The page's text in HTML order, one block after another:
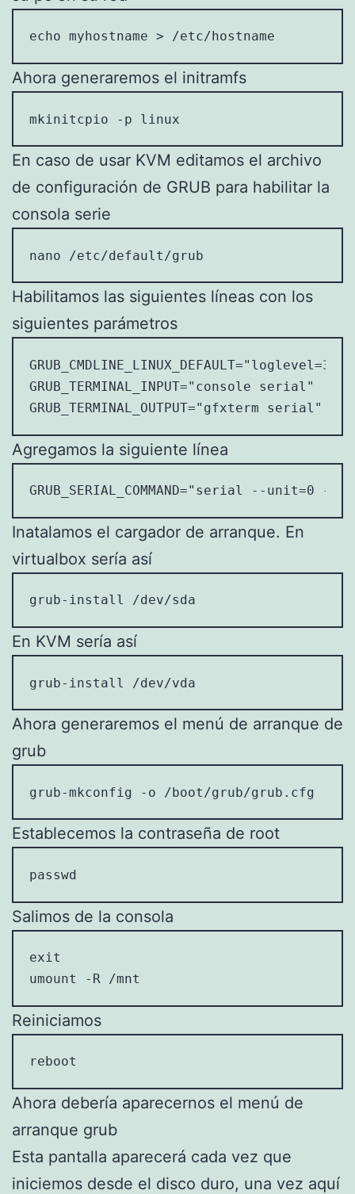
echo myhostname > /etc/hostname
Ahora generaremos el initramfs
mkinitcpio -p linux
En caso de usar KVM editamos el archivo
de configuración de GRUB para habilitar la
consola serie
nano /etc/default/grub
Habilitamos las siguientes líneas con los
siguientes parámetros
GRUB_TERMINAL_INPUT="console serial"
GRUB_TERMINAL_OUTPUT="gfxterm serial"
Agregamos la siguiente línea
GRUB_SERIAL_COMMAND="serial --unit=0 --
Inatalamos el cargador de arranque. En
virtualbox sería así
grub-install /dev/sda
En KVM sería así
grub-install /dev/vda
Ahora generaremos el menú de arranque de
grub
grub-mkconfig -o /boot/grub/grub.cfg
Establecemos la contraseña de root
passwd
Salimos de la consola
exit
umount -R /mnt
Reiniciamos
reboot
Ahora debería aparecernos el menú de
arranque grub
Esta pantalla aparecerá cada vez que
iniciemos desde el disco duro, una vez aquí